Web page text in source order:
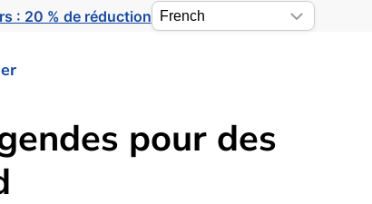
: 20 % de réduction
pour des